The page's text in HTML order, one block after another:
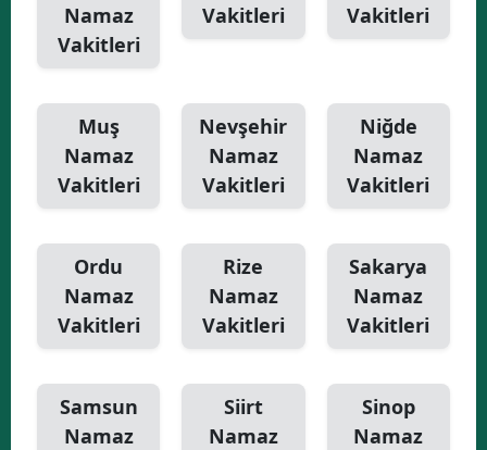
Namaz
Vakitleri
Vakitleri
Vakitleri
Muş
Namaz
Vakitleri
Nevşehir
Namaz
Vakitleri
Niğde
Namaz
Vakitleri
Ordu
Namaz
Vakitleri
Rize
Namaz
Vakitleri
Sakarya
Namaz
Vakitleri
Samsun
Namaz
Siirt
Namaz
Sinop
Namaz